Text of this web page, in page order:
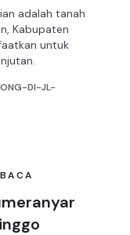
adalah tanah
Kabupaten
untuk
DI-JL-